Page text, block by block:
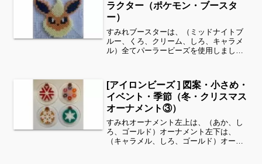
ラクター（ポケモン・ブースタ
ー）
すみれブースターは、（ミッドナイトブ
ルー、くろ、クリーム、しろ、キャラメ
ル）全てパーラービーズを使用しました
ことができます！お時間がありました
ら、他の図案もぜひ覗いてみて...
[アイロンビーズ ] 図案・小さめ・
イベント・季節（冬・クリスマス
オーナメント③）
すみれオーナメント左上は、（あか、し
ろ、ゴールド）オーナメント左下は、
（キャラメル、しろ、ゴールド）オーナ